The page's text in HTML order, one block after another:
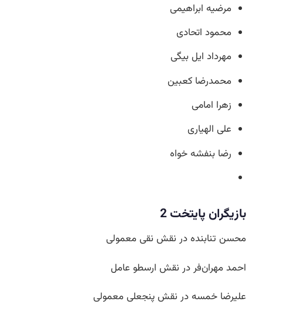
مرضیه ابراهیمی
محمود اتحادی
مهرداد ایل بیگی
محمدرضا کعبین
زهرا امامی
علی الهیاری
رضا بنفشه خواه
بازیگران پایتخت 2
محسن تنابنده در نقش نقی معمولی
احمد مهران‌فر در نقش ارسطو عامل
علیرضا خمسه در نقش پنجعلی معمولی